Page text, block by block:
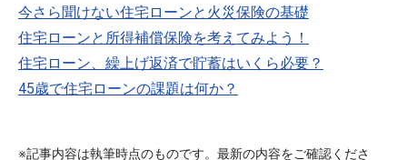
今さら聞けない住宅ローンと火災保険の基礎
住宅ローンと所得補償保険を考えてみよう！
住宅ローン、繰上げ返済で貯蓄はいくら必要？
45歳で住宅ローンの課題は何か？
※記事内容は執筆時点のものです。最新の内容をご確認くださ